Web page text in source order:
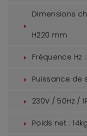
Dimensions
H220 mm
Fréquence Hz
Puissance de
230V / 50Hz /
Poids net : 14kg